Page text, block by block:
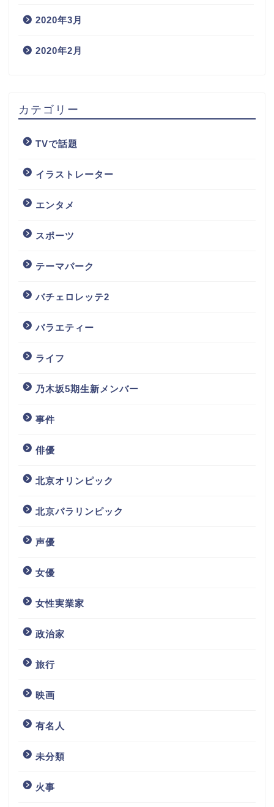
2020年3月
2020年2月
カテゴリー
TVで話題
イラストレーター
エンタメ
スポーツ
テーマパーク
バチェロレッテ2
バラエティー
ライフ
乃木坂5期生新メンバー
事件
俳優
北京オリンピック
北京パラリンピック
声優
女優
女性実業家
政治家
旅行
映画
有名人
未分類
火事